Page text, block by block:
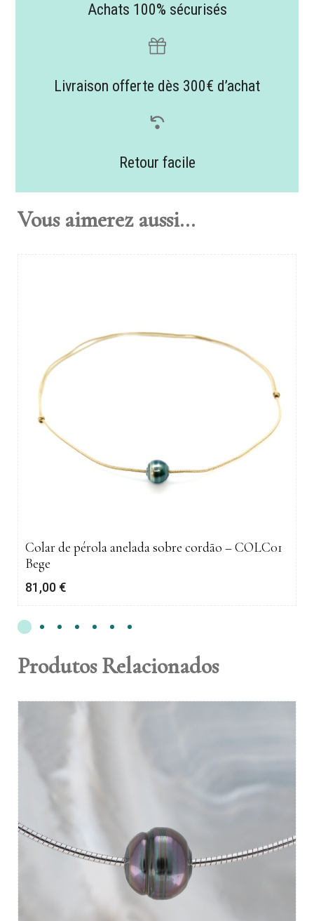
Achats 100% sécurisés
Livraison offerte dès 300€ d’achat
Retour facile
Vous aimerez aussi...
Colar de pérola anelada sobre cordão – COLC01
Bege
81,00 €
Produtos Relacionados